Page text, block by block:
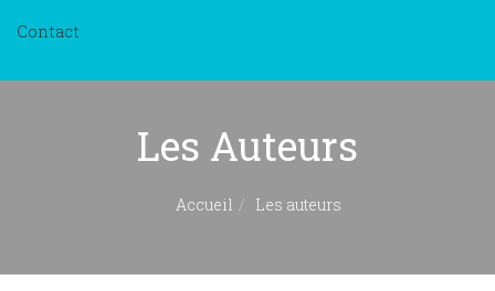
Contact
Les Auteurs
Accueil Les auteurs